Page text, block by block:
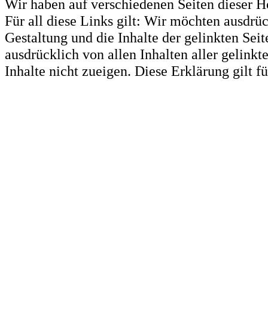
Wir haben auf verschiedenen Seiten dieser
Für all diese Links gilt: Wir möchten
Gestaltung und die Inhalte der gelinkten
ausdrücklich von allen Inhalten aller
Inhalte nicht zueigen. Diese Erklärung gilt